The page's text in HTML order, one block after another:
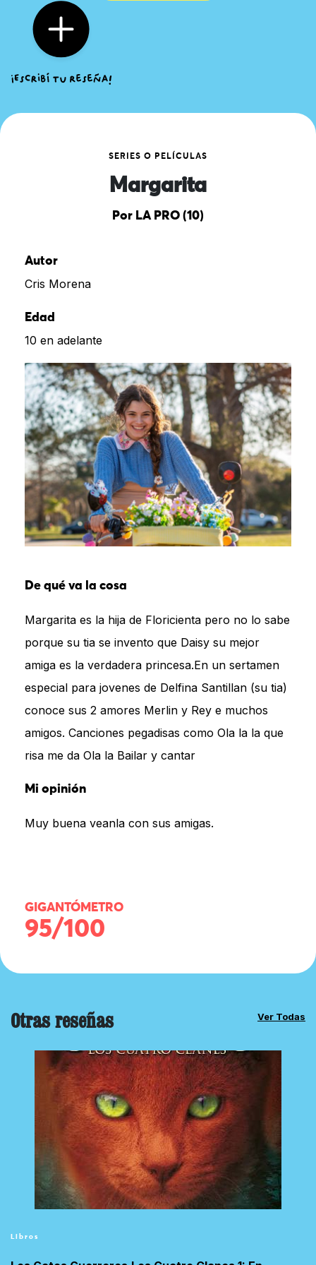
SERIES O PELÍCULAS
Margarita
Por LA PRO (10)
Autor
Cris Morena
Edad
10 en adelante
De qué va la cosa
Margarita es la hija de Floricienta pero no lo sabe
porque su tia se invento que Daisy su mejor
amiga es la verdadera princesa.En un sertamen
especial para jovenes de Delfina Santillan (su tia)
conoce sus 2 amores Merlin y Rey e muchos
amigos. Canciones pegadisas como Ola la la que
risa me da Ola la Bailar y cantar
Mi opinión
Muy buena veanla con sus amigas.
GIGANTÓMETRO
95/100
Otras reseñas Ver Todas
Libros